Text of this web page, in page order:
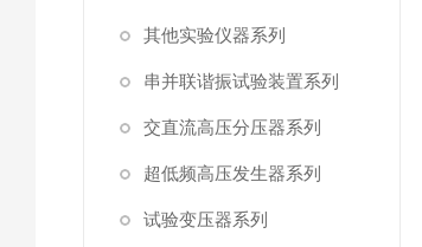
其他实验仪器系列
串并联谐振试验装置系列
交直流高压分压器系列
超低频高压发生器系列
试验变压器系列